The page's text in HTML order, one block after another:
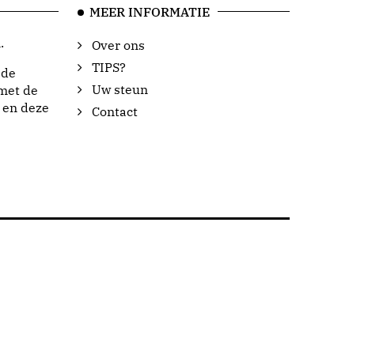
de
deze
MEER INFORMATIE
Over ons
TIPS?
Uw steun
Contact